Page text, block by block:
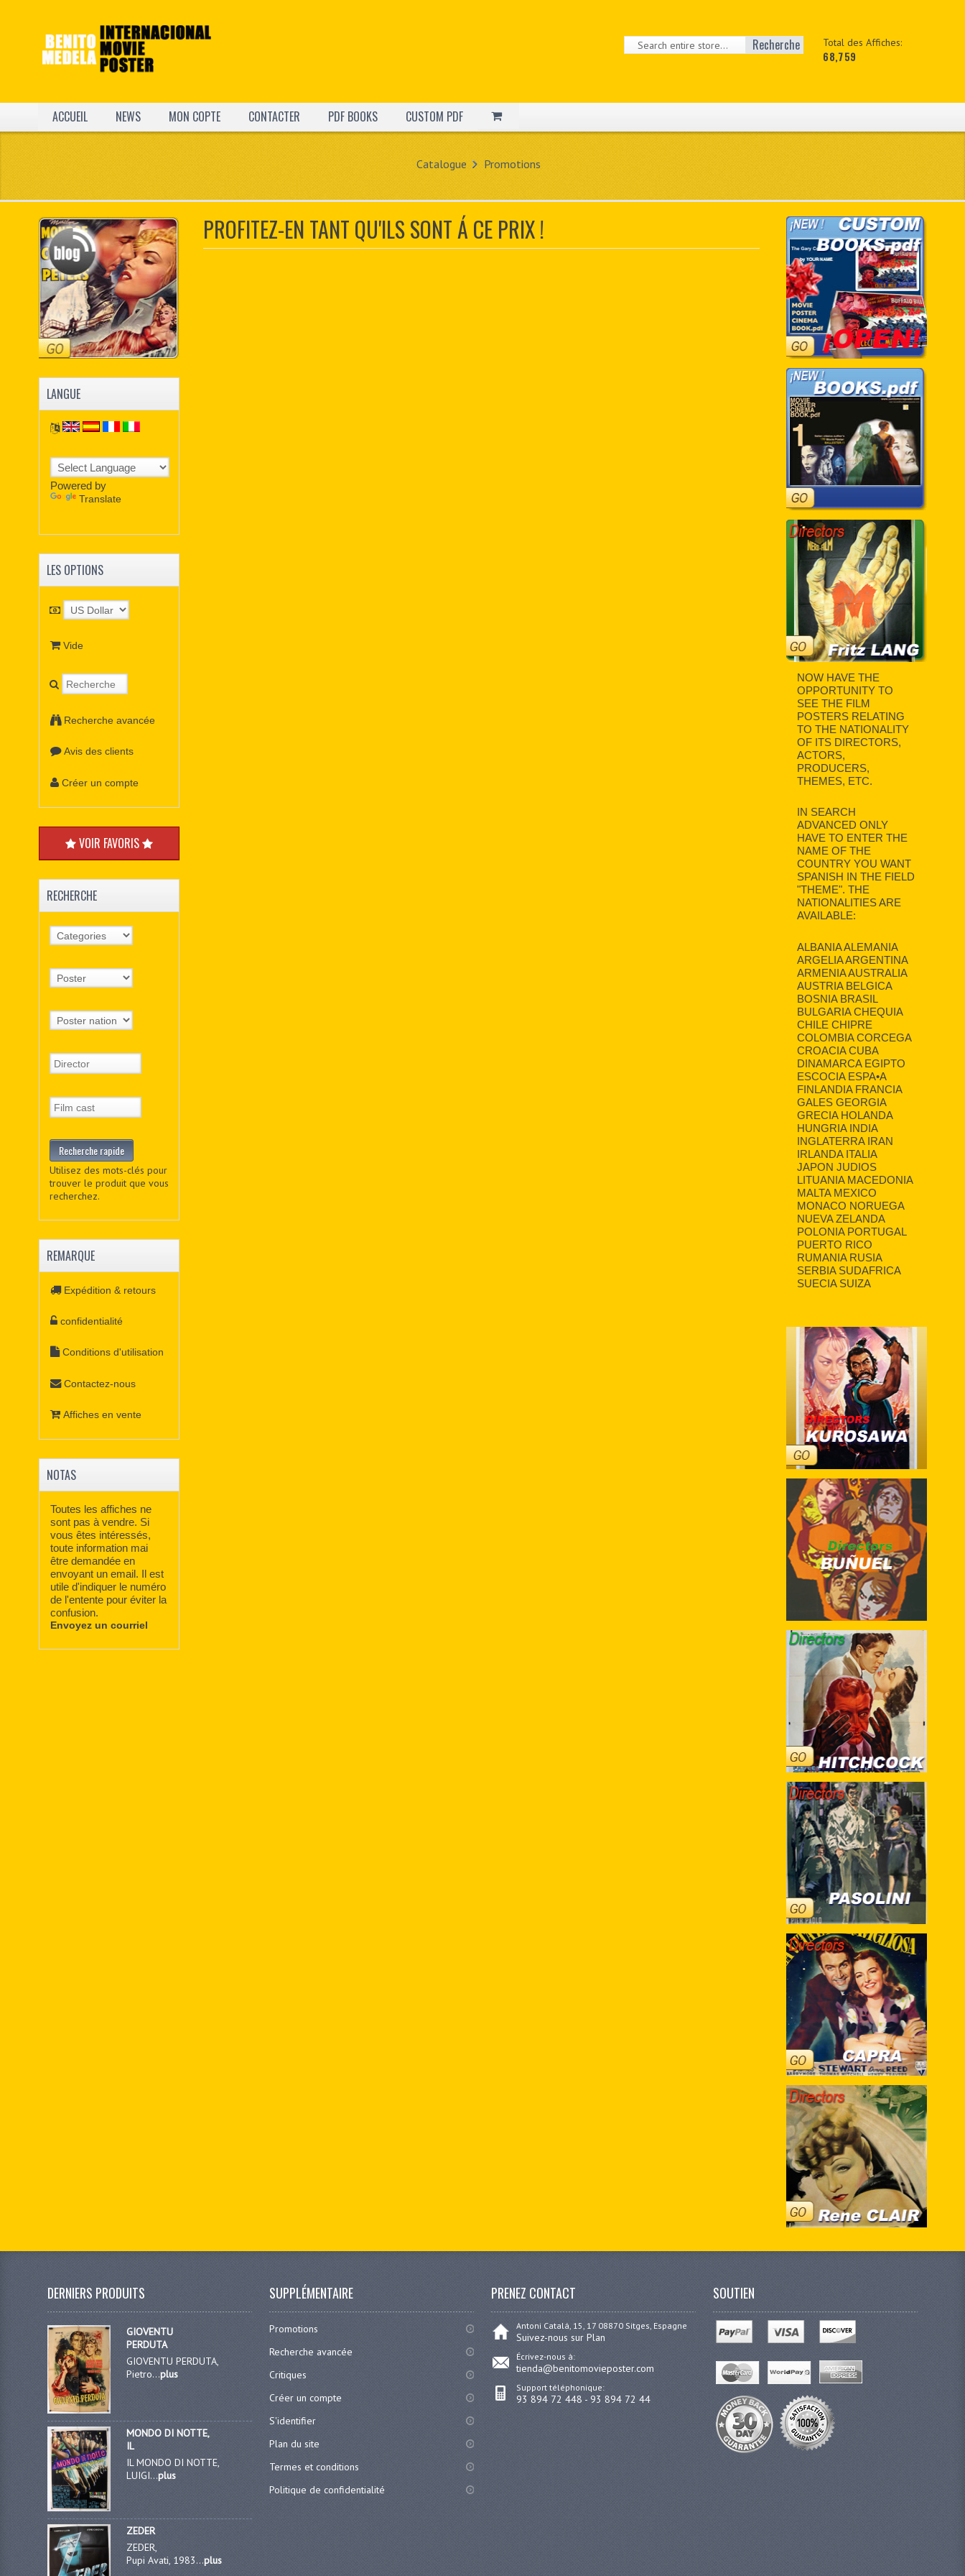
Total des Affiches:
68,759
Recherche
ACCUEIL NEWS MON COPTE CONTACTER PDF BOOKS CUSTOM PDF
Catalogue Promotions
PROFITEZ-EN TANT QU'ILS SONT Á CE PRIX !
LANGUE
Powered by
Translate
LES OPTIONS
Vide
Recherche avancée
Avis des clients
Créer un compte
VOIR FAVORIS
RECHERCHE
Utilisez des mots-clés pour
trouver le produit que vous
recherchez.
REMARQUE
Expédition & retours
confidentialité
Conditions d'utilisation
Contactez-nous
Affiches en vente
NOTAS
Toutes les affiches ne
sont pas à vendre. Si
vous êtes intéressés,
toute information mai
être demandée en
envoyant un email. Il est
utile d'indiquer le numéro
de l'entente pour éviter la
confusion.
Envoyez un courriel
NOW HAVE THE
OPPORTUNITY TO
SEE THE FILM
POSTERS RELATING
TO THE NATIONALITY
OF ITS DIRECTORS,
ACTORS,
PRODUCERS,
THEMES, ETC.
IN SEARCH
ADVANCED ONLY
HAVE TO ENTER THE
NAME OF THE
COUNTRY YOU WANT
SPANISH IN THE FIELD
"THEME". THE
NATIONALITIES ARE
AVAILABLE:
ALBANIA ALEMANIA
ARGELIA ARGENTINA
ARMENIA AUSTRALIA
AUSTRIA BELGICA
BOSNIA BRASIL
BULGARIA CHEQUIA
CHILE CHIPRE
COLOMBIA CORCEGA
CROACIA CUBA
DINAMARCA EGIPTO
ESCOCIA ESPA•A
FINLANDIA FRANCIA
GALES GEORGIA
GRECIA HOLANDA
HUNGRIA INDIA
INGLATERRA IRAN
IRLANDA ITALIA
JAPON JUDIOS
LITUANIA MACEDONIA
MALTA MEXICO
MONACO NORUEGA
NUEVA ZELANDA
POLONIA PORTUGAL
PUERTO RICO
RUMANIA RUSIA
SERBIA SUDAFRICA
SUECIA SUIZA
DERNIERS PRODUITS
GIOVENTU
PERDUTA
GIOVENTU PERDUTA,
Pietro...plus
MONDO DI NOTTE,
IL
IL MONDO DI NOTTE,
LUIGI...plus
ZEDER
ZEDER,
Pupi Avati, 1983...plus
SUPPLÉMENTAIRE
Promotions
Recherche avancée
Critiques
Créer un compte
S'identifier
Plan du site
Termes et conditions
Politique de confidentialité
PRENEZ CONTACT
Antoni Catalá, 15, 17 08870 Sitges, Espagne
Suivez-nous sur Plan
Écrivez-nous à:
tienda@benitomovieposter.com
Support téléphonique:
93 894 72 448 - 93 894 72 44
SOUTIEN